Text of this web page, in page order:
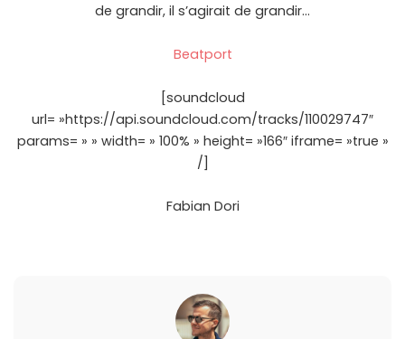
de grandir, il s’agirait de grandir…
Beatport
[soundcloud
url= »https://api.soundcloud.com/tracks/110029747″
params= » » width= » 100% » height= »166″ iframe= »true »
/]
Fabian Dori